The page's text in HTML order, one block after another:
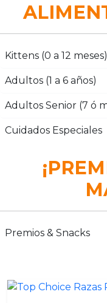
Kittens (0 a 12 meses)
Adultos (1 a 6 años)
Adultos Senior (7 ó
Cuidados Especiales
Premios & Snacks